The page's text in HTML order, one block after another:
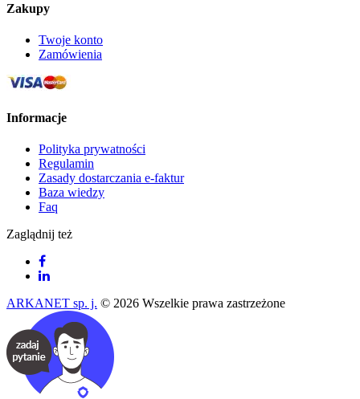
Zakupy
Twoje konto
Zamówienia
Informacje
Polityka prywatności
Regulamin
Zasady dostarczania e-faktur
Baza wiedzy
Faq
Zaglądnij też
ARKANET sp. j. © 2026 Wszelkie prawa zastrzeżone